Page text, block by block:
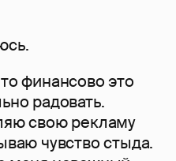
финансово это
радовать.
свою рекламу
чувство стыда.